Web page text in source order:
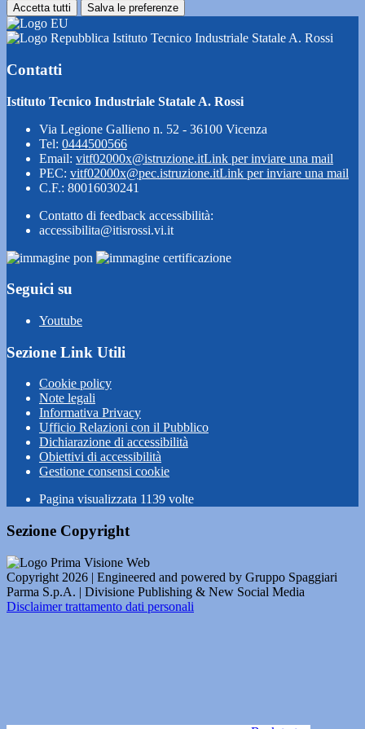
Accetta tutti Salva le preferenze
Istituto Tecnico Industriale Statale A. Rossi
Contatti
Istituto Tecnico Industriale Statale A. Rossi
Via Legione Gallieno n. 52 - 36100 Vicenza
Tel: 0444500566
Email: vitf02000x@istruzione.itLink per inviare una mail
PEC: vitf02000x@pec.istruzione.itLink per inviare una mail
C.F.: 80016030241
Contatto di feedback accessibilità:
accessibilita@itisrossi.vi.it
Seguici su
Youtube
Sezione Link Utili
Cookie policy
Note legali
Informativa Privacy
Ufficio Relazioni con il Pubblico
Dichiarazione di accessibilità
Obiettivi di accessibilità
Gestione consensi cookie
Pagina visualizzata 1139 volte
Sezione Copyright
Copyright 2026 | Engineered and powered by Gruppo Spaggiari
Parma S.p.A. | Divisione Publishing & New Social Media
Disclaimer trattamento dati personali